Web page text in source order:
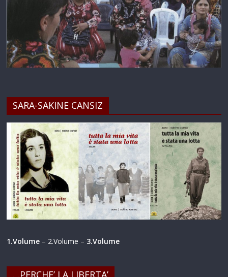
SARA-SAKINE CANSIZ
1.Volume – 2.Volume – 3.Volume
…PERCHE’ LA LIBERTA’